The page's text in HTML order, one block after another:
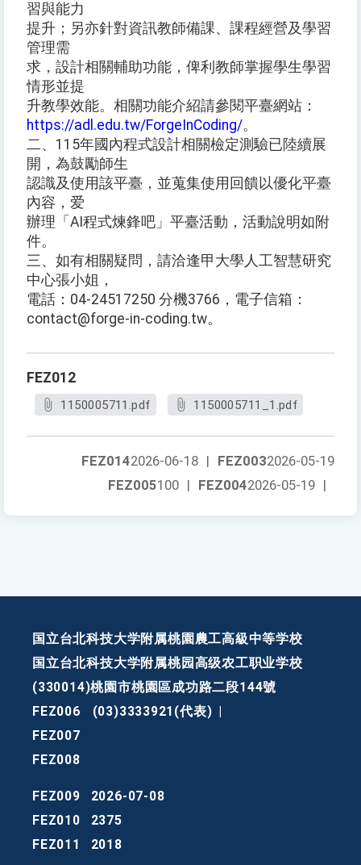
習與能力
提升；另亦針對資訊教師備課、課程經營及學習
管理需
求，設計相關輔助功能，俾利教師掌握學生學習
情形並提
升教學效能。相關功能介紹請參閱平臺網站：
https://adl.edu.tw/ForgeInCoding/。
二、115年國內程式設計相關檢定測驗已陸續展
開，為鼓勵師生
認識及使用該平臺，並蒐集使用回饋以優化平臺
內容，爱
辦理「AI程式煉鋒吧」平臺活動，活動說明如附
件。
三、如有相關疑問，請洽逢甲大學人工智慧研究
中心張小姐，
電話：04-24517250 分機3766，電子信箱：
contact@forge-in-coding.tw。
FEZ012
1150005711.pdf 1150005711_1.pdf
FEZ0032026-05-19
FEZ0142026-06-18 |
FEZ0042026-05-19 |
FEZ005100 |
国立台北科技大学附属桃園農工高級中等学校
国立台北科技大学附属桃园高级农工职业学校
(330014)桃園市桃園區成功路二段144號
FEZ006
(03)3333921(代表)
FEZ007
FEZ008
FEZ009
2026-07-08
FEZ010
2375
FEZ011
2018